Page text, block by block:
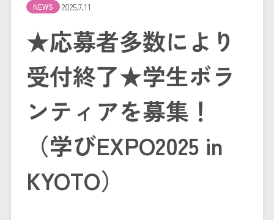
NEWS 2025.7.11
★応募者多数により
受付終了★学生ボラ
ンティアを募集！
（学びEXPO2025 in
KYOTO）